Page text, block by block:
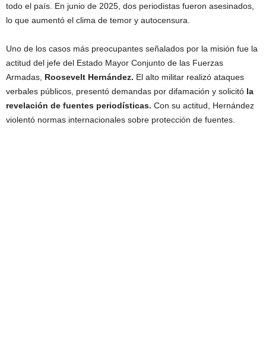
todo el país. En junio de 2025, dos periodistas fueron asesinados,
lo que aumentó el clima de temor y autocensura.
Uno de los casos más preocupantes señalados por la misión fue la
actitud del jefe del Estado Mayor Conjunto de las Fuerzas
Armadas, Roosevelt Hernández. El alto militar realizó ataques
verbales públicos, presentó demandas por difamación y solicitó la
revelación de fuentes periodísticas. Con su actitud, Hernández
violentó normas internacionales sobre protección de fuentes.